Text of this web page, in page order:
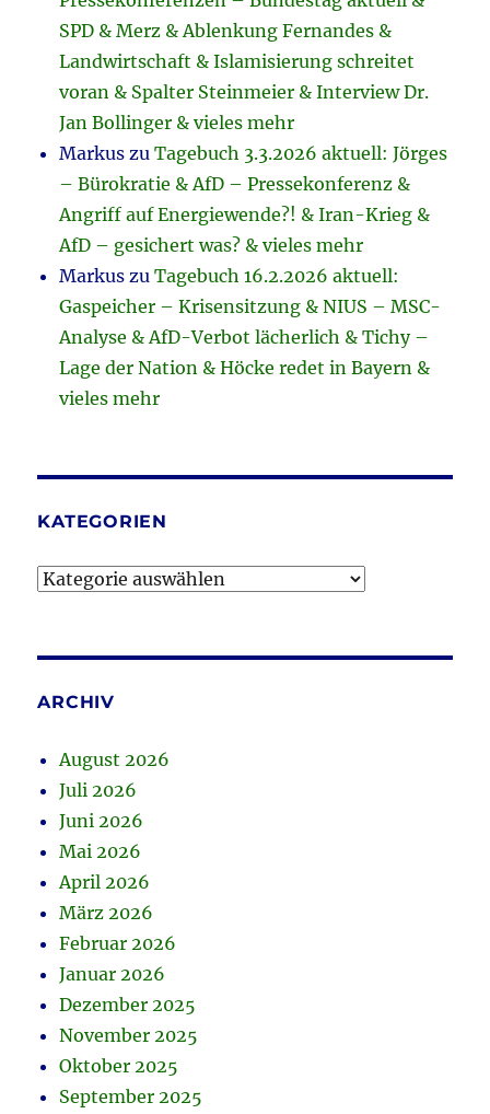
SPD & Merz & Ablenkung Fernandes &
Landwirtschaft & Islamisierung schreitet
voran & Spalter Steinmeier & Interview Dr.
Jan Bollinger & vieles mehr
Markus zuTagebuch 3.3.2026 aktuell: Jörges
– Bürokratie & AfD – Pressekonferenz &
Angriff auf Energiewende?! & Iran-Krieg &
AfD – gesichert was? & vieles mehr
Markus zuTagebuch 16.2.2026 aktuell:
Gaspeicher – Krisensitzung & NIUS – MSC-
Analyse & AfD-Verbot lächerlich & Tichy –
Lage der Nation & Höcke redet in Bayern &
vieles mehr
KATEGORIEN
Kategorien
ARCHIV
August 2026
Juli 2026
Juni 2026
Mai 2026
April 2026
März 2026
Februar 2026
Januar 2026
Dezember 2025
November 2025
Oktober 2025
September 2025